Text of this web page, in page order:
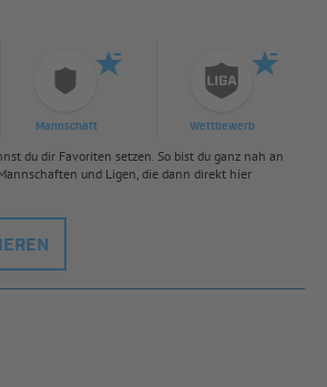
Mannschaft Wettbewerb
du dir Favoriten setzen. So bist du ganz nah an
und Ligen, die dann direkt hier